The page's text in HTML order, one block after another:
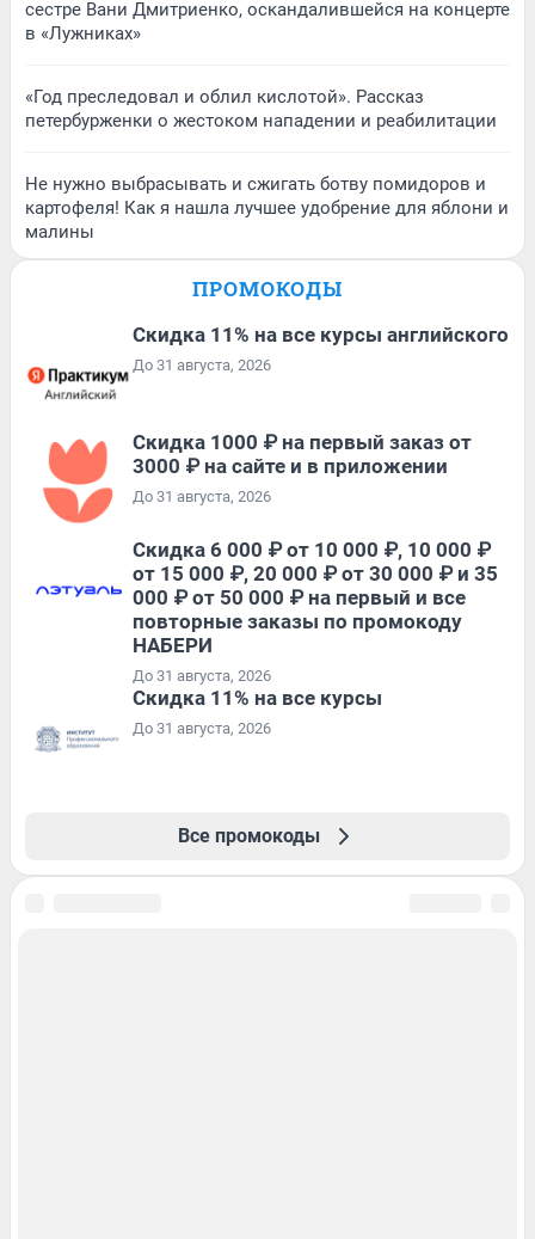
сестре Вани Дмитриенко, оскандалившейся на концерте
в «Лужниках»
«Год преследовал и облил кислотой». Рассказ
петербурженки о жестоком нападении и реабилитации
Не нужно выбрасывать и сжигать ботву помидоров и
картофеля! Как я нашла лучшее удобрение для яблони и
малины
ПРОМОКОДЫ
Скидка 11% на все курсы английского
До 31 августа, 2026
Скидка 1000 ₽ на первый заказ от
3000 ₽ на сайте и в приложении
До 31 августа, 2026
Скидка 6 000 ₽ от 10 000 ₽, 10 000 ₽
от 15 000 ₽, 20 000 ₽ от 30 000 ₽ и 35
000 ₽ от 50 000 ₽ на первый и все
повторные заказы по промокоду
НАБЕРИ
До 31 августа, 2026
Скидка 11% на все курсы
До 31 августа, 2026
Все промокоды